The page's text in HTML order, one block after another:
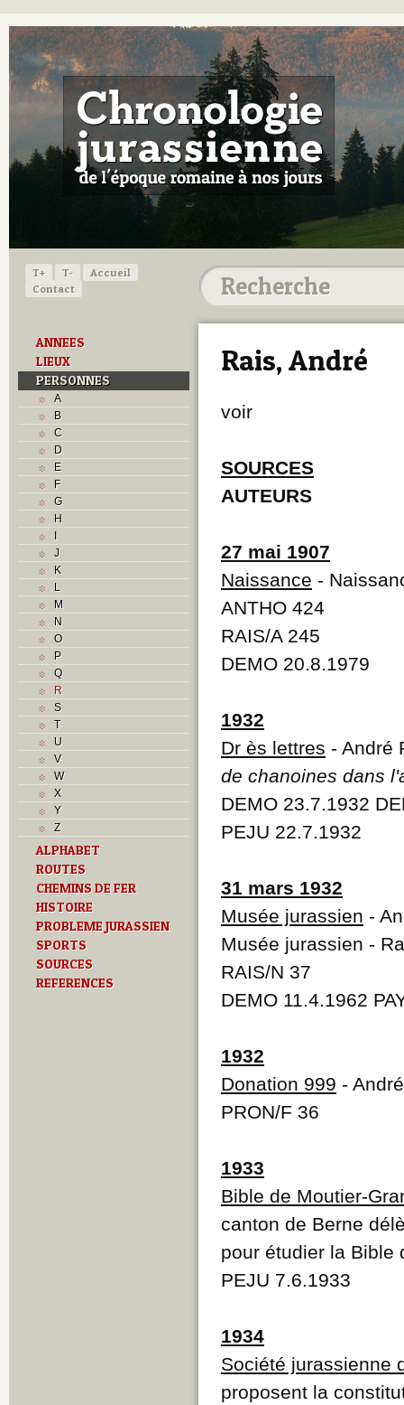
T+ T-
Accueil
Contact
ANNEES
LIEUX
PERSONNES
A
B
C
D
E
F
G
H
I
J
K
L
M
N
O
P
Q
R
S
T
U
V
W
X
Y
Z
ALPHABET
ROUTES
CHEMINS DE FER
HISTOIRE
PROBLEME JURASSIEN
SPORTS
SOURCES
REFERENCES
Rais, André
voir
SOURCES
AUTEURS
27 mai 1907
Naissance -
ANTHO 424
RAIS/A 245
DEMO 20.8.1979
1932
Dr ès lettres - André
de chanoines dans
DEMO 23.7.1932
PEJU 22.7.1932
31 mars 1932
Musée jurassien -
Musée jurassien -
RAIS/N 37
DEMO 11.4.1962
1932
Donation 999 -
PRON/F 36
1933
Bible de Moutier-
canton de Berne
pour étudier la Bible
PEJU 7.6.1933
1934
Société jurassienne
proposent la